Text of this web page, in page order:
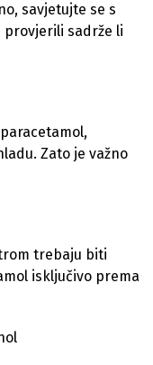
savjetujte se s
sadrže li
Zato je važno
trebaju biti
isključivo prema